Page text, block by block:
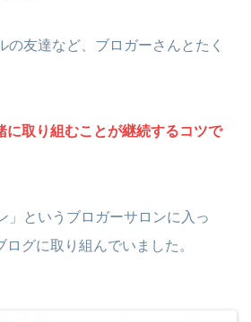
の友達など、ブロガーさんとたく
に取り組むことが継続するコツで
」というブロガーサロンに入っ
グに取り組んでいました。